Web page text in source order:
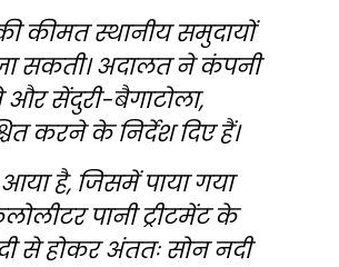
कीमत स्थानीय समुदायों
सकती। अदालत ने कंपनी
सेंदुरी-बैगाटोला,
करने के निर्देश दिए हैं।
है, जिसमें पाया गया
पानी ट्रीटमेंट के
से होकर अंततः सोन नदी